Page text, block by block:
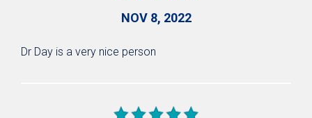
NOV 8, 2022
Dr Day is a very nice person